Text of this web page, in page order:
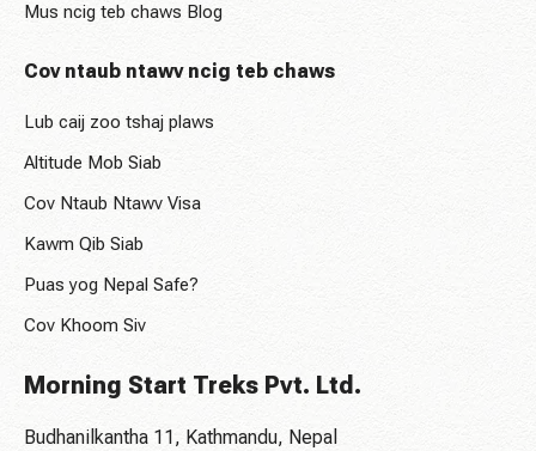
Mus ncig teb chaws Blog
Cov ntaub ntawv ncig teb chaws
Lub caij zoo tshaj plaws
Altitude Mob Siab
Cov Ntaub Ntawv Visa
Kawm Qib Siab
Puas yog Nepal Safe?
Cov Khoom Siv
Morning Start Treks Pvt. Ltd.
Budhanilkantha 11, Kathmandu, Nepal